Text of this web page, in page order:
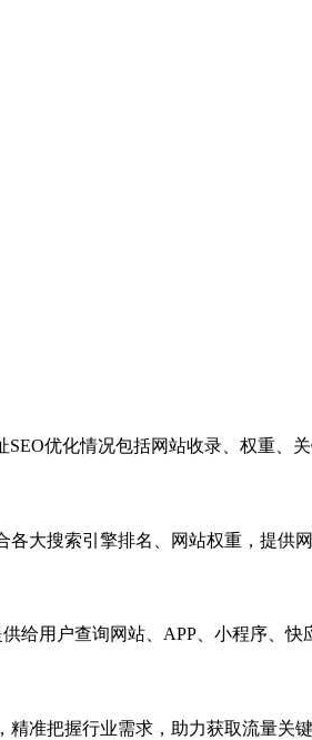
SEO优化情况包括网站收录、权重、
各大搜索引擎排名、网站权重，提供
给用户查询网站、APP、小程序、
精准把握行业需求，助力获取流量关键